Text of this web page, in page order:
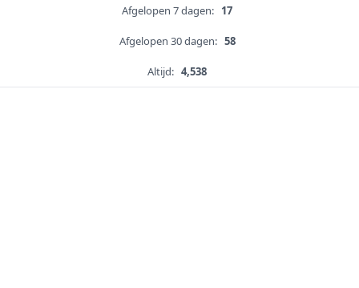
Afgelopen 7 dagen: 17
Afgelopen 30 dagen: 58
Altijd: 4,538